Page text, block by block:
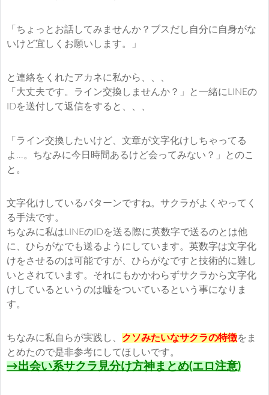
「ちょっとお話してみませんか？ブスだし自分に自身がな
いけど宜しくお願いします。」
と連絡をくれたアカネに私から、、、
「大丈夫です。ライン交換しませんか？」と一緒にLINEの
IDを送付して返信をすると、、、
「ライン交換したいけど、文章が文字化けしちゃってる
よ…。ちなみに今日時間あるけど会ってみない？」とのこ
と。
文字化けしているパターンですね。サクラがよくやってく
る手法です。
ちなみに私はLINEのIDを送る際に英数字で送るのとは他
に、ひらがなでも送るようにしています。英数字は文字化
けをさせるのは可能ですが、ひらがなですと技術的に難し
いとされています。それにもかかわらずサクラから文字化
けしているというのは嘘をついているという事になりま
す。
ちなみに私自らが実践し、 クソみたいなサクラの特徴をま
とめたので是非参考にしてほしいです。
→出会い系サクラ見分け方神まとめ(エロ注意)